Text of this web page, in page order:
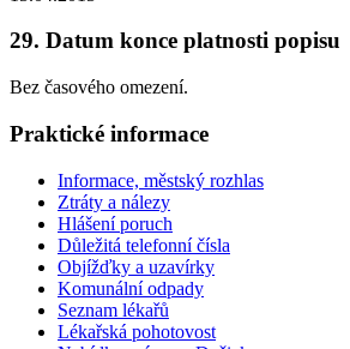
29. Datum konce platnosti popisu
Bez časového omezení.
Praktické informace
Informace, městský rozhlas
Ztráty a nálezy
Hlášení poruch
Důležitá telefonní čísla
Objížďky a uzavírky
Komunální odpady
Seznam lékařů
Lékařská pohotovost